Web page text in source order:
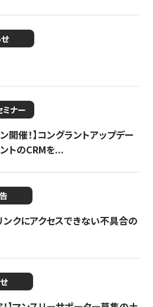
ミナー
開催！】コングラントアップデー
トのCRMを...
クにアクセスできない不具合の